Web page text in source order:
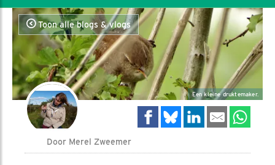
Toon alle blogs & vlogs
Een kleine druktemaker.
Door Merel Zweemer